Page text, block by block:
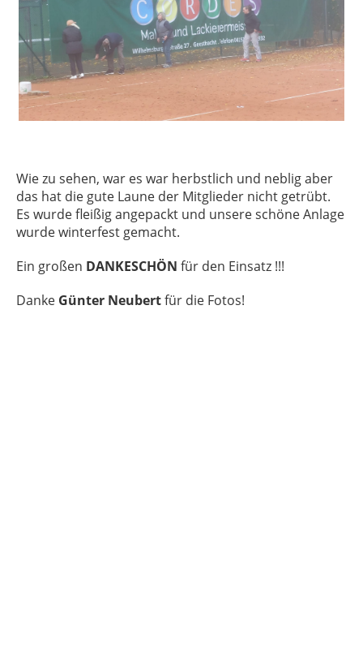
Wie zu sehen, war es war herbstlich und neblig aber
das hat die gute Laune der Mitglieder nicht getrübt.
Es wurde fleißig angepackt und unsere schöne Anlage
wurde winterfest gemacht.
Ein großen DANKESCHÖN für den Einsatz !!!
Danke Günter Neubertfür die Fotos!